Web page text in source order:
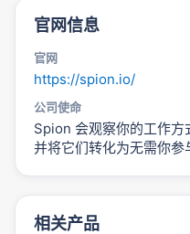
官网信息
官网
https://spion.io/
公司使命
Spion 会观察你的工作方
并将它们转化为无需你参
相关产品